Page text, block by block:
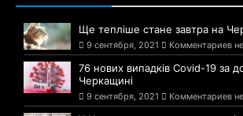
Ще тепліше стане завтра на
9 сентября, 2021 Комментариев
76 нових випадків Covid-19 за
Черкащині
9 сентября, 2021 Комментариев